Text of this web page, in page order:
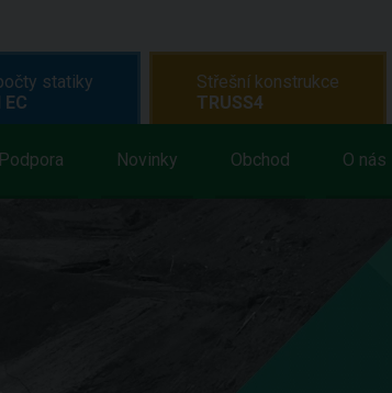
Podpora Novinky Obchod O nás
statiky
EC
Střešní konstrukce
TRUSS4